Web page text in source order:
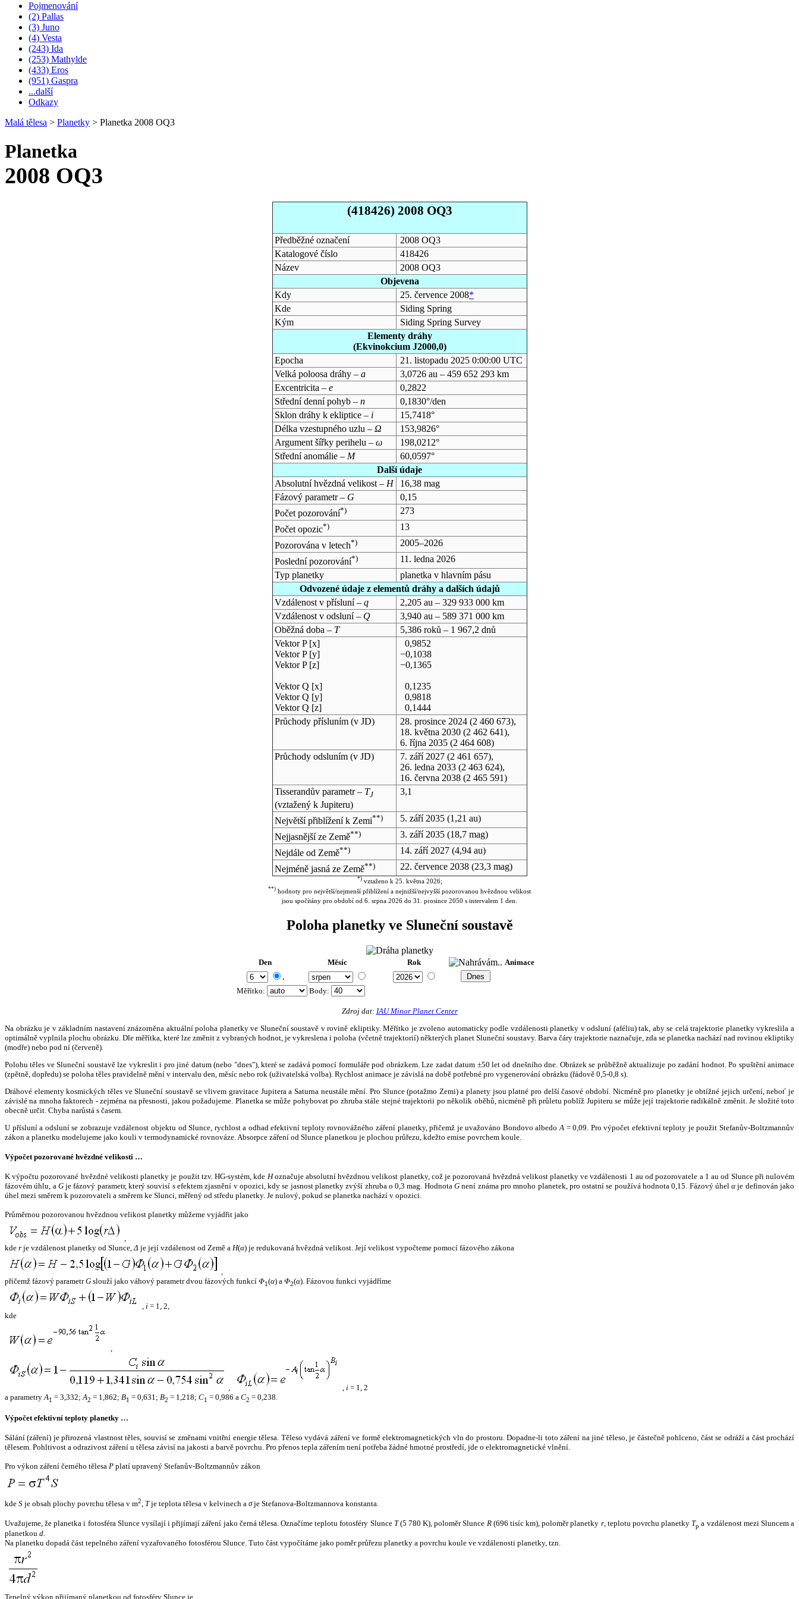
Pojmenování
(2) Pallas
(3) Juno
(4) Vesta
(243) Ida
(253) Mathylde
(433) Eros
(951) Gaspra
...další
Odkazy
Malá tělesa > Planetky > Planetka 2008 OQ3
Planetka
2008 OQ3
(418426) 2008 OQ3
Předběžné označení
2008 OQ3
Katalogové číslo
418426
Název
2008 OQ3
Objevena
Kdy
25. července 2008*
Kde
Siding Spring
Kým
Siding Spring Survey
Elementy dráhy
(Ekvinokcium J2000,0)
Epocha
21. listopadu 2025 0:00:00 UTC
Velká poloosa dráhy – a
3,0726 au – 459 652 293 km
Excentricita – e
0,2822
Střední denní pohyb – n
0,1830°/den
Sklon dráhy k ekliptice – i
15,7418°
Délka vzestupného uzlu – Ω
153,9826°
Argument šířky perihelu – ω
198,0212°
Střední anomálie – M
60,0597°
Další údaje
Absolutní hvězdná velikost – H
16,38 mag
Fázový parametr – G
0,15
Počet pozorování*)
273
Počet opozic*)
13
Pozorována v letech*)
2005–2026
Poslední pozorování*)
11. ledna 2026
Typ planetky
planetka v hlavním pásu
Odvozené údaje z elementů dráhy a dalších údajů
Vzdálenost v přísluní – q
2,205 au – 329 933 000 km
Vzdálenost v odsluní – Q
3,940 au – 589 371 000 km
Oběžná doba – T
5,386 roků – 1 967,2 dnů
Vektor P [x]
Vektor P [y]
Vektor P [z]
Vektor Q [x]
Vektor Q [y]
Vektor Q [z]
0,9852
−0,1038
−0,1365
0,1235
0,9818
0,1444
Průchody přísluním (v JD) 28. prosince 2024(2 460 673),
18. května 2030(2 462 641),
6. října 2035(2 464 608)
Průchody odsluním (v JD) 7. září 2027(2 461 657),
26. ledna 2033(2 463 624),
16. června 2038(2 465 591)
Tisserandův parametr – TJ
(vztažený k Jupiteru)
3,1
Největší přiblížení k Zemi**) 5. září 2035(1,21 au)
Nejjasnější ze Země**) 3. září 2035(18,7 mag)
Nejdále od Země**) 14. září 2027(4,94 au)
Nejméně jasná ze Země**) 22. července 2038(23,3 mag)
*)vztaženo k 25. května 2026;
**) hodnoty pro největší/nejmenší přiblížení a nejnižší/nejvyšší pozorovanou hvězdnou velikost
jsou spočítány pro období od 6. srpna 2026 do 31. prosince 2050 s intervalem 1 den.
Poloha planetky ve Sluneční soustavě
Den Měsíc Rok Animace
.
Měřítko: Body:
Zdroj dat: IAU Minor Planet Center
Na obrázku je v základním nastavení znázorněna aktuální poloha planetky ve Sluneční soustavě v rovině ekliptiky. Měřítko je zvoleno automaticky podle vzdálenosti planetky v odsluní (aféliu) tak, aby se celá trajektorie planetky vykreslila a
optimálně vyplnila plochu obrázku. Dle měřítka, které lze změnit z vybraných hodnot, je vykreslena i poloha (včetně trajektorií) některých planet Sluneční soustavy. Barva čáry trajektorie naznačuje, zda se planetka nachází nad rovinou ekliptiky
(modře) nebo pod ní (červeně).
Polohu těles ve Sluneční soustavě lze vykreslit i pro jiné datum (nebo "dnes"), které se zadává pomocí formuláře pod obrázkem. Lze zadat datum ±50 let od dnešního dne. Obrázek se průběžně aktualizuje po zadání hodnot. Po spuštění animace
(zpětně, dopředu) se poloha těles pravidelně mění v intervalu den, měsíc nebo rok (uživatelská volba). Rychlost animace je závislá na době potřebné pro vygenerování obrázku (řádově 0,5-0,8 s).
Dráhové elementy kosmických těles ve Sluneční soustavě se vlivem gravitace Jupitera a Saturna neustále mění. Pro Slunce (potažmo Zemi) a planety jsou platné pro delší časové období. Nicméně pro planetky je obtížné jejich určení, neboť je
závislé na mnoha faktorech - zejména na přesnosti, jakou požadujeme. Planetka se může pohybovat po zhruba stále stejné trajektorii po několik oběhů, nicméně při průletu poblíž Jupiteru se může její trajektorie radikálně změnit. Je složité toto
obecně určit. Chyba narůstá s časem.
U přísluní a odsluní se zobrazuje vzdálenost objektu od Slunce, rychlost a odhad efektivní teploty rovnovážného záření planetky, přičemž je uvažováno Bondovo albedo A = 0,09. Pro výpočet efektivní teploty je použit Stefanův-Boltzmannův
zákon a planetku modelujeme jako kouli v termodynamické rovnováze. Absorpce záření od Slunce planetkou je plochou průřezu, kdežto emise povrchem koule.
Výpočet pozorované hvězdné velikosti …
K výpočtu pozorované hvězdné velikosti planetky je použit tzv. HG-systém, kde Hoznačuje absolutní hvězdnou velikost planetky, což je pozorovaná hvězdná velikost planetky ve vzdálenosti 1 au od pozorovatele a 1 au od Slunce při nulovém
fázovém úhlu, a Gje fázový parametr, který souvisí s efektem zjasnění v opozici, kdy se jasnost planetky zvýší zhruba o 0,3 mag. HodnotaG není známa pro mnoho planetek, pro ostatní se používá hodnota 0,15. Fázový úhelα je definován jako
úhel mezi směrem k pozorovateli a směrem ke Slunci, měřený od středu planetky. Je nulový, pokud se planetka nachází v opozici.
Průměrnou pozorovanou hvězdnou velikost planetky můžeme vyjádřit jako
,
kde r je vzdálenost planetky od Slunce,Δ je její vzdálenost od Země a H(α) je redukovaná hvězdná velikost. Její velikost vypočteme pomocí fázového zákona
,
přičemž fázový parametrG slouží jako váhový parametr dvou fázových funkcí Φ1(α) a Φ2(α). Fázovou funkci vyjádříme
, i = 1, 2,
kde
,
, , i = 1, 2
a parametryA1 = 3,332;A2 = 1,862; B1 = 0,631; B2 = 1,218; C1 = 0,986 a C2 = 0,238.
Výpočet efektivní teploty planetky …
Sálání (záření) je přirozená vlastnost těles, souvisí se změnami vnitřní energie tělesa. Těleso vydává záření ve formě elektromagnetických vln do prostoru. Dopadne-li toto záření na jiné těleso, je částečně pohlceno, část se odráží a část prochází
tělesem. Pohltivost a odrazivost záření u tělesa závisí na jakosti a barvě povrchu. Pro přenos tepla zářením není potřeba žádné hmotné prostředí, jde o elektromagnetické vlnění.
Pro výkon záření černého tělesa P platí upravený Stefanův-Boltzmannův zákon
kde S je obsah plochy povrchu tělesa v m2, Tje teplota tělesa v kelvinech a σje Stefanova-Boltzmannova konstanta.
Uvažujeme, že planetka i fotosféra Slunce vysílají i přijímají záření jako černá tělesa. Označíme teplotu fotosféry Slunce T(5 780 K), poloměr Slunce R(696 tisíc km), poloměr planetky r, teplotu povrchu planetky Tp a vzdálenost mezi Sluncem a
planetkou d.
Na planetku dopadá část tepelného záření vyzařovaného fotosférou Slunce. Tuto část vypočítáme jako poměr průřezu planetky a povrchu koule ve vzdálenosti planetky, tzn.
Tepelný výkon přijímaný planetkou od fotosféry Slunce je